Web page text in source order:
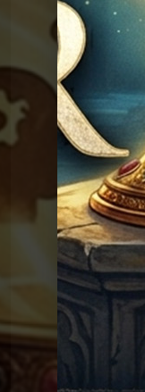
Les
Les
Les